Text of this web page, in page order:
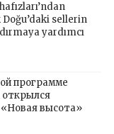
sellerin
yardımcı
программе
открылся
высота»